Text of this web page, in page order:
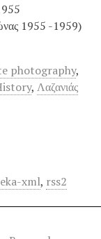
1955 -1959)
photography,
, Λαζανιάς
xml, rss2